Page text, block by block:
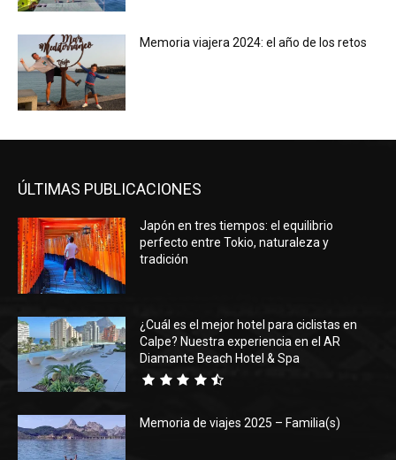
Memoria viajera 2024: el año de los retos
ÚLTIMAS PUBLICACIONES
Japón en tres tiempos: el equilibrio
perfecto entre Tokio, naturaleza y
tradición
¿Cuál es el mejor hotel para ciclistas en
Calpe? Nuestra experiencia en el AR
Diamante Beach Hotel & Spa
Memoria de viajes 2025 – Familia(s)